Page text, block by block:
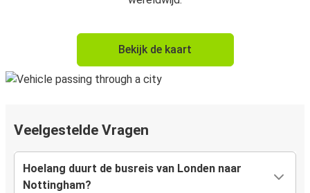
Bekijk de kaart
Veelgestelde Vragen
Hoelang duurt de busreis van Londen naar
Nottingham?